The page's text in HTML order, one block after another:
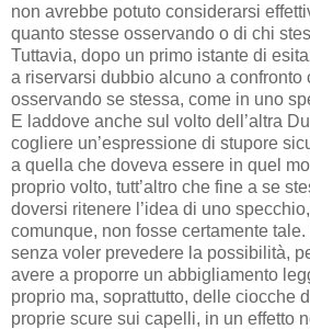
non avrebbe potuto considerarsi
quanto stesse osservando o di chi
Tuttavia, dopo un primo istante di
a riservarsi dubbio alcuno a confronto
osservando se stessa, come in uno
E laddove anche sul volto dell’altra
cogliere un’espressione di stupore
a quella che doveva essere in quel
proprio volto, tutt’altro che fine a se
doversi ritenere l’idea di uno
comunque, non fosse certamente
senza voler prevedere la possibilità,
avere a proporre un abbigliamento
proprio ma, soprattutto, delle ciocche
proprie scure sui capelli, in un effetto